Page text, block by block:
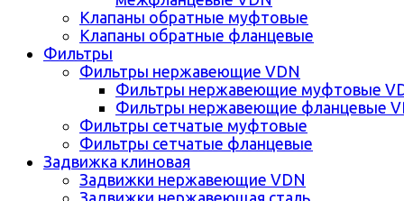
Клапаны обратные муфтовые
Клапаны обратные фланцевые
Фильтры
Фильтры нержавеющие VDN
Фильтры нержавеющие муфтовые
Фильтры нержавеющие фланцевые
Фильтры сетчатые муфтовые
Фильтры сетчатые фланцевые
Задвижка клиновая
Задвижки нержавеющие VDN
Задвижки нержавеющая сталь